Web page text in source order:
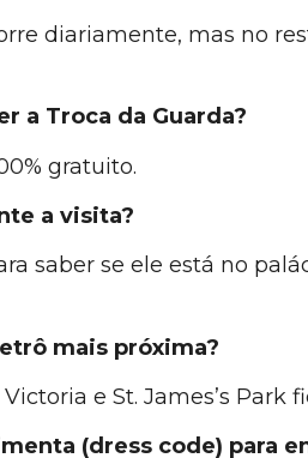
diariamente, mas no
a Troca da Guarda?
gratuito.
a visita?
saber se ele está no
mais próxima?
e St. James’s
(dress code) para